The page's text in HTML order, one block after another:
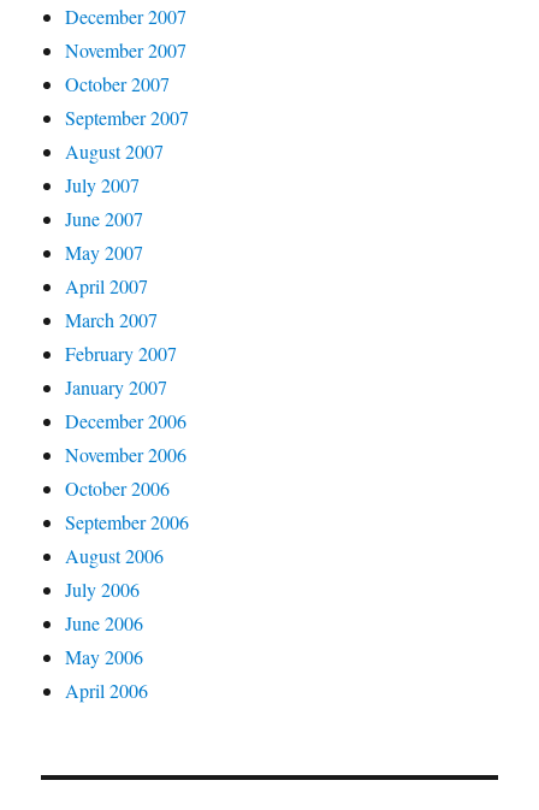
December 2007
November 2007
October 2007
September 2007
August 2007
July 2007
June 2007
May 2007
April 2007
March 2007
February 2007
January 2007
December 2006
November 2006
October 2006
September 2006
August 2006
July 2006
June 2006
May 2006
April 2006